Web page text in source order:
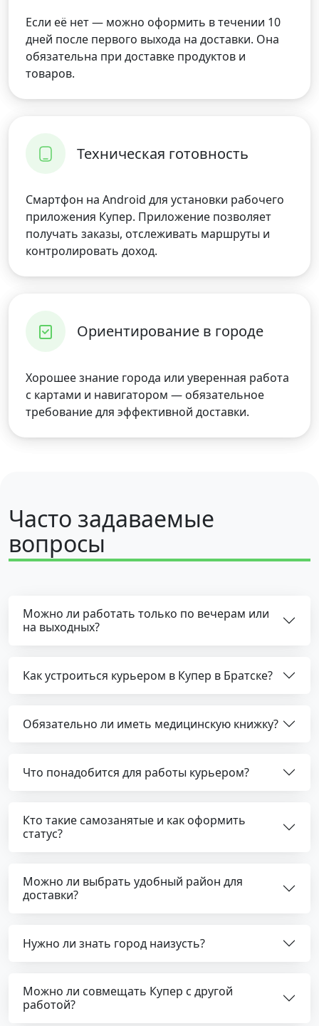
Если её нет — можно оформить в течении 10
дней после первого выхода на доставки. Она
обязательна при доставке продуктов и
товаров.
Техническая готовность
Смартфон на Android для установки рабочего
приложения Купер. Приложение позволяет
получать заказы, отслеживать маршруты и
контролировать доход.
Ориентирование в городе
Хорошее знание города или уверенная работа
с картами и навигатором — обязательное
требование для эффективной доставки.
Часто задаваемые
вопросы
Можно ли работать только по вечерам или
на выходных?
Как устроиться курьером в Купер в Братске?
Обязательно ли иметь медицинскую книжку?
Что понадобится для работы курьером?
Кто такие самозанятые и как оформить
статус?
Можно ли выбрать удобный район для
доставки?
Нужно ли знать город наизусть?
Можно ли совмещать Купер с другой
работой?